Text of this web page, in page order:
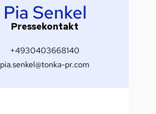
Pia Senkel
Pressekontakt
+4930403668140
pia.senkel@tonka-pr.com